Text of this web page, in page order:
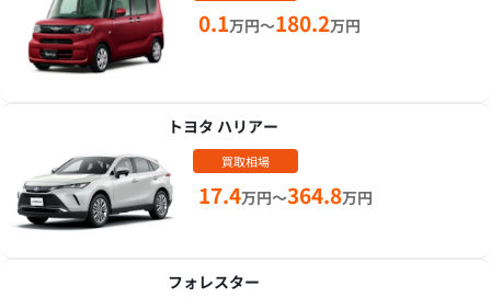
0.1万円～180.2万円
トヨタ ハリアー
買取相場
17.4万円～364.8万円
フォレスター